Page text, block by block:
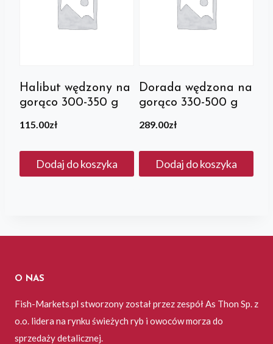
Halibut wędzony na
gorąco 300-350 g
115.00zł
Dodaj do koszyka
Dorada wędzona na
gorąco 330-500 g
289.00zł
Dodaj do koszyka
O NAS
Fish-Markets.pl stworzony został przez zespół As Thon Sp. z
o.o. lidera na rynku świeżych ryb i owoców morza do
sprzedaży detalicznej.